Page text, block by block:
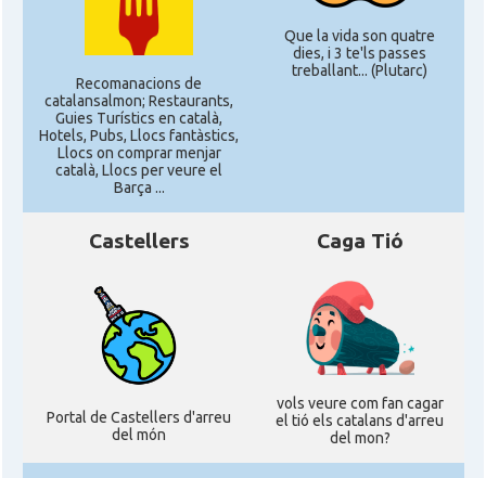
Recomanacions de
catalansalmon; Restaurants,
Guies Turístics en català,
Hotels, Pubs, Llocs fantàstics,
Llocs on comprar menjar
català, Llocs per veure el
Barça ...
Que la vida son quatre
dies, i 3 te'ls passes
treballant... (Plutarc)
Castellers
Portal de Castellers d'arreu
del món
Caga Tió
vols veure com fan cagar
el tió els catalans d'arreu
del mon?